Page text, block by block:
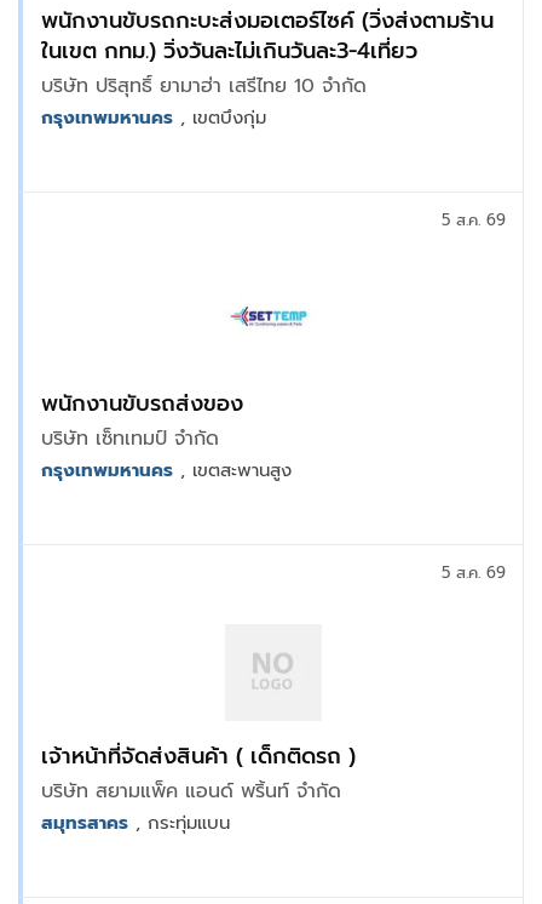
พนักงานขับรถกะบะส่งมอเตอร์ไซค์ (วิ่งส่งตามร้าน
ในเขต กทม.) วิ่งวันละไม่เกินวันละ3-4เที่ยว
บริษัท ปริสุทธิ์ ยามาฮ่า เสรีไทย 10 จำกัด
กรุงเทพมหานคร , เขตบึงกุ่ม
พนักงานขับรถส่งของ
บริษัท เซ็ทเทมป์ จำกัด
5 ส.ค. 69
กรุงเทพมหานคร , เขตสะพานสูง
เจ้าหน้าที่จัดส่งสินค้า ( เด็กติดรถ )
บริษัท สยามแพ็ค แอนด์ พริ้นท์ จำกัด
5 ส.ค. 69
สมุทรสาคร , กระทุ่มแบน